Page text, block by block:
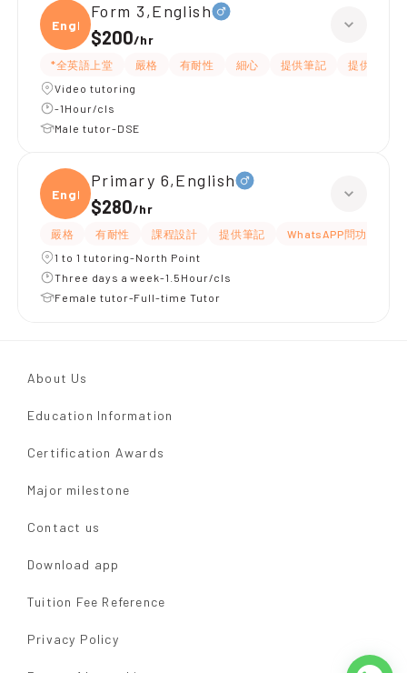
Engli
Form 3,English
$200/hr
*全英語上堂 嚴格 有耐性 細心 提供筆記
提供練習
Video tutoring
-1Hour/cls
Male tutor-DSE
Engli
Primary 6,English
$280/hr
嚴格 有耐性 課程設計 提供筆記 WhatsAPP問功課
1 to 1 tutoring-North Point
Three days a week-1.5Hour/cls
Female tutor-Full-time Tutor
About Us
Education Information
Certification Awards
Major milestone
Contact us
Download app
Tuition Fee Reference
Privacy Policy